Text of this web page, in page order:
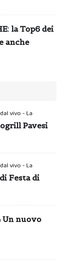
la Top6 dei
anche
vivo - La
Pavesi
vivo - La
Festa di
Un nuovo